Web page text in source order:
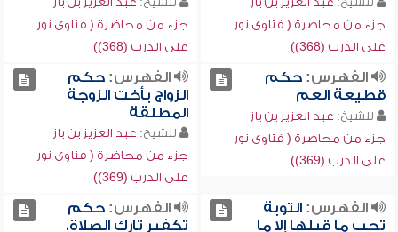
جزء من محاضرة ( فتاوى نور
على الدرب (368))
جزء من محاضرة ( فتاوى نور
على الدرب (368))
الفهرس:حكم
قطيعة العم
للشيخ: عبد العزيز بن باز
جزء من محاضرة ( فتاوى نور
على الدرب (369))
الفهرس:حكم
الزواج بأخت الزوجة
المطلقة
للشيخ: عبد العزيز بن باز
جزء من محاضرة ( فتاوى نور
على الدرب (369))
الفهرس:التوبة
تجب ما قبلها إلا ما
الفهرس:حكم
تكفير تارك الصلاة،